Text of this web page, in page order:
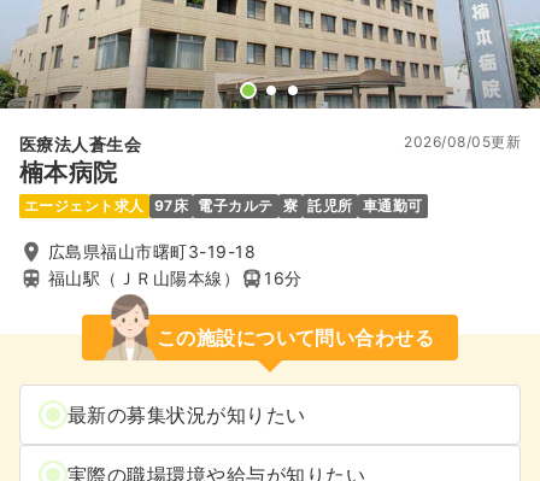
医療法人蒼生会
楠本病院
2026/08/05更新
エージェント求人 97床 電子カルテ 寮 託児所 車通勤可
広島県福山市曙町3-19-18
福山駅（ＪＲ山陽本線）
16分
この施設について問い合わせる
最新の募集状況が知りたい
実際の職場環境や給与が知りたい